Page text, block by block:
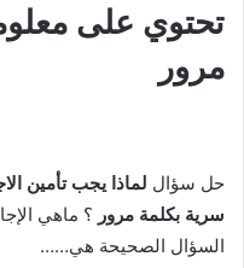
تحتوي على
مرور
حل سؤال لماذا يجب تأمين
سرية بكلمة مرور ؟ ماهي
السؤال الصحيحة هي……